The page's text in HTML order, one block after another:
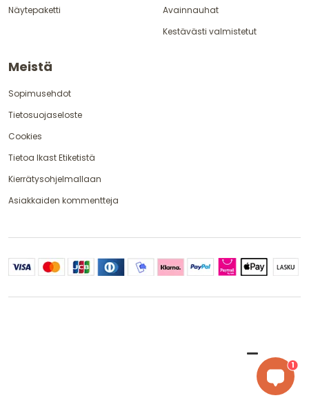
Näytepaketti
Avainnauhat
Kestävästi valmistetut
Meistä
Sopimusehdot
Tietosuojaseloste
Cookies
Tietoa Ikast Etiketistä
Kierrätysohjelmallaan
Asiakkaiden kommentteja
1